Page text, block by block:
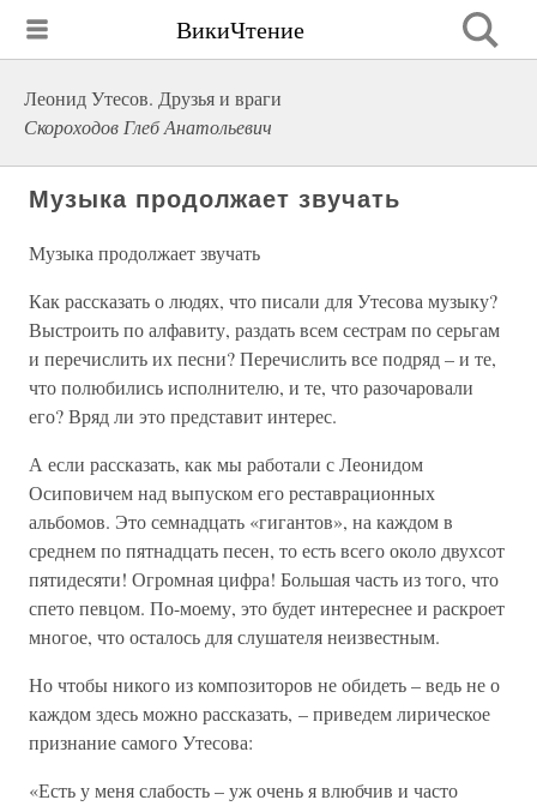
ВикиЧтение
Леонид Утесов. Друзья и враги
Скороходов Глеб Анатольевич
Музыка продолжает звучать
Музыка продолжает звучать
Как рассказать о людях, что писали для Утесова музыку?
Выстроить по алфавиту, раздать всем сестрам по серьгам
и перечислить их песни? Перечислить все подряд – и те,
что полюбились исполнителю, и те, что разочаровали
его? Вряд ли это представит интерес.
А если рассказать, как мы работали с Леонидом
Осиповичем над выпуском его реставрационных
альбомов. Это семнадцать «гигантов», на каждом в
среднем по пятнадцать песен, то есть всего около двухсот
пятидесяти! Огромная цифра! Большая часть из того, что
спето певцом. По-моему, это будет интереснее и раскроет
многое, что осталось для слушателя неизвестным.
Но чтобы никого из композиторов не обидеть – ведь не о
каждом здесь можно рассказать, – приведем лирическое
признание самого Утесова:
«Есть у меня слабость – уж очень я влюбчив и часто